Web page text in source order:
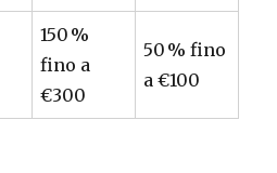
150 %
fino a
€300
50 % fino
a €100